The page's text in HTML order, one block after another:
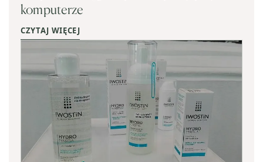
komputerze
CZYTAJ WIĘCEJ